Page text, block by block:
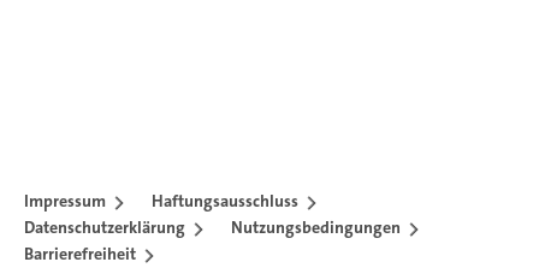
Impressum
Haftungsausschluss
Datenschutzerklärung
Nutzungsbedingungen
Barrierefreiheit